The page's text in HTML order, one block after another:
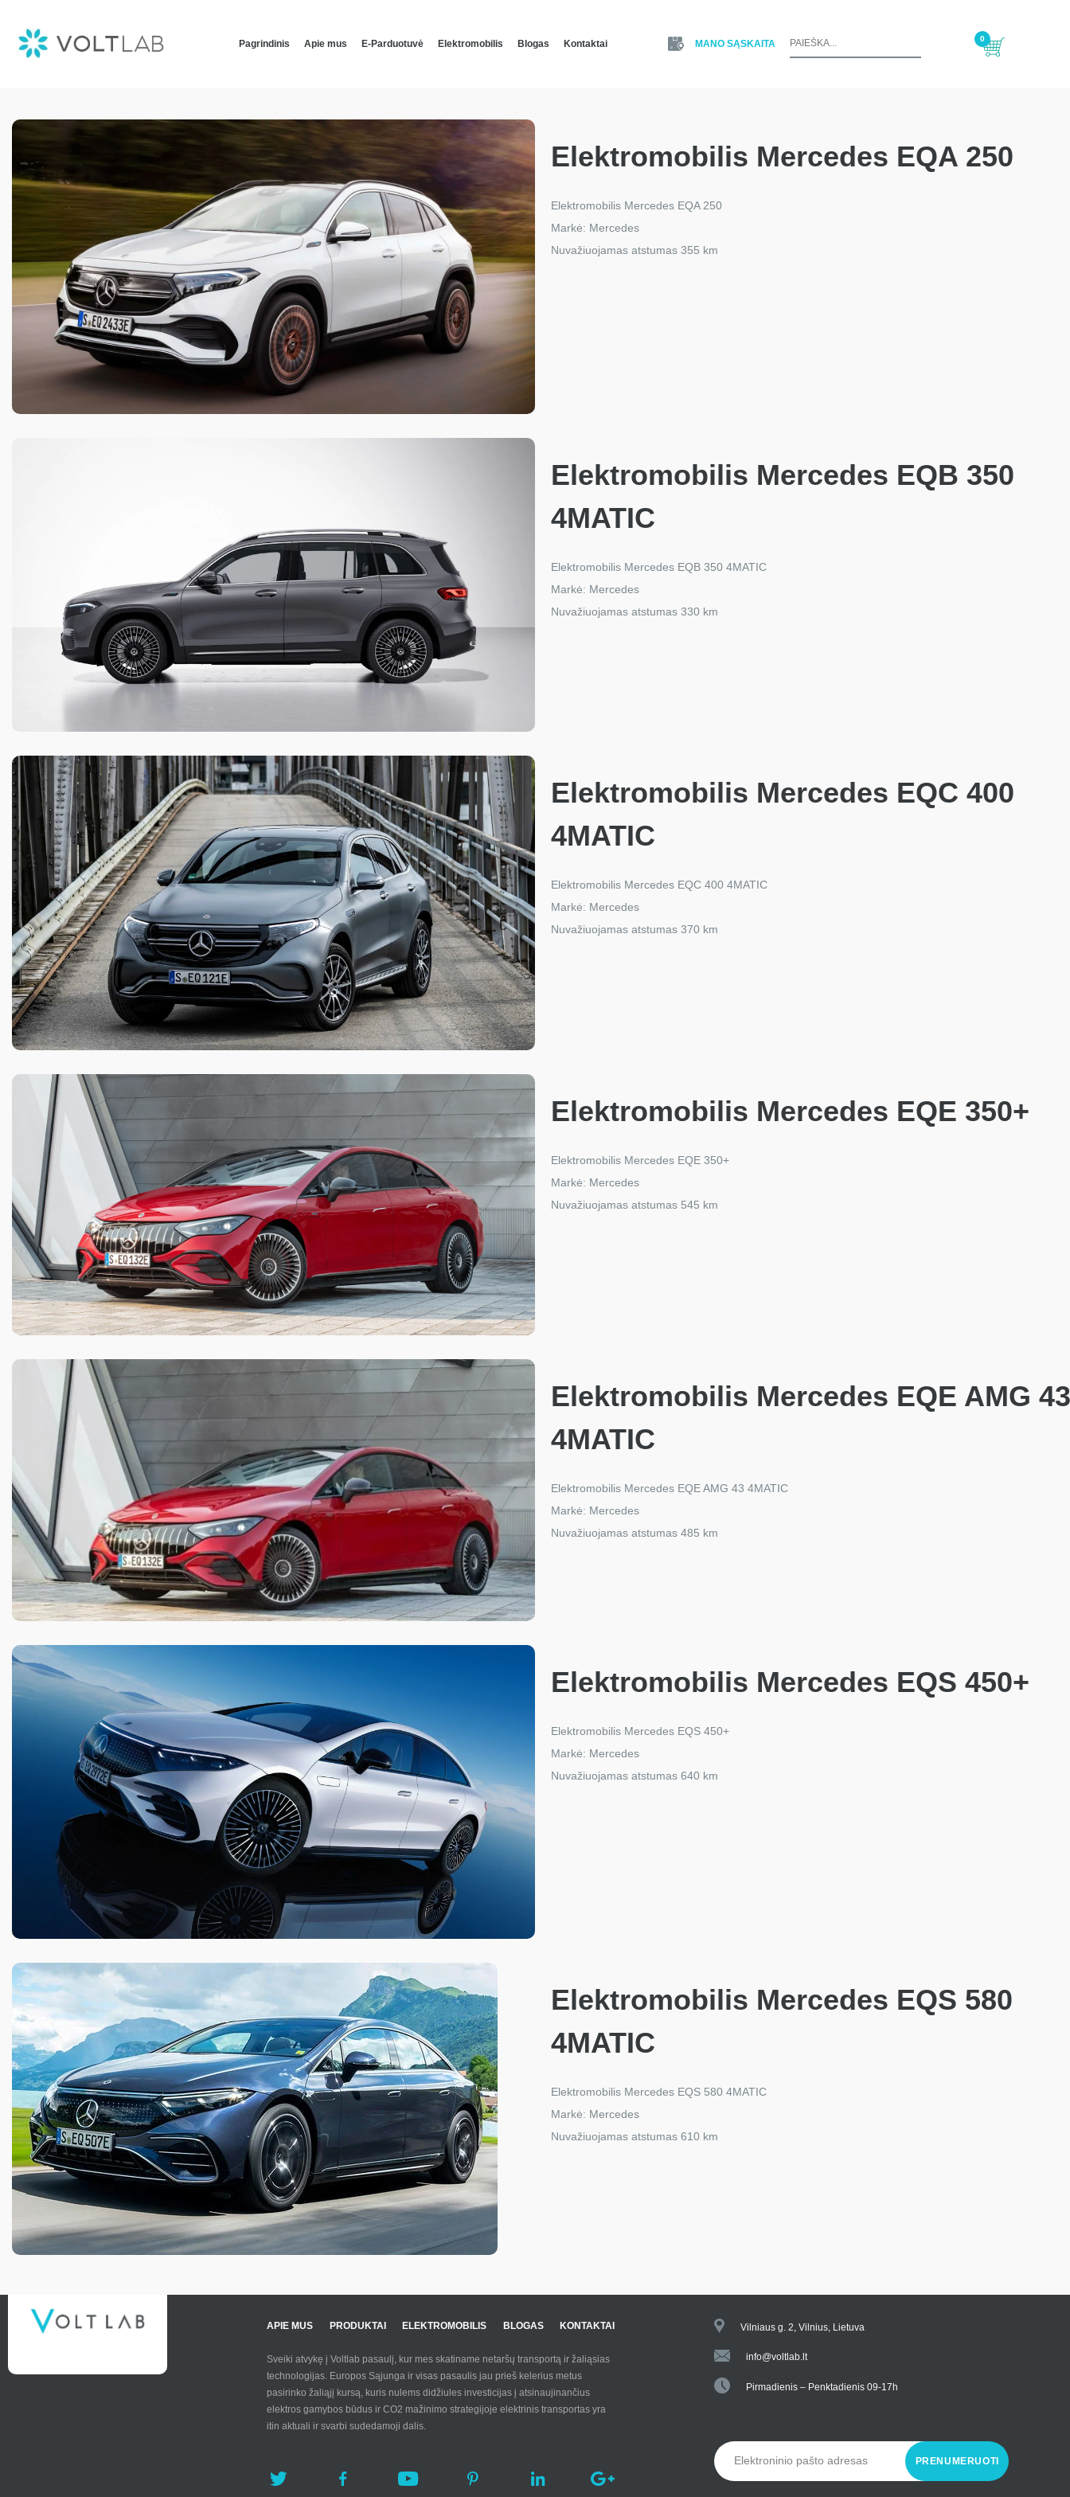
Pagrindinis Apie mus E-Parduotuvė Elektromobilis Blogas Kontaktai MANO SĄSKAITA 0
Elektromobilis Mercedes EQA 250
Elektromobilis Mercedes EQA 250
Markė: Mercedes
Nuvažiuojamas atstumas 355 km
Elektromobilis Mercedes EQB 350
4MATIC
Elektromobilis Mercedes EQB 350 4MATIC
Markė: Mercedes
Nuvažiuojamas atstumas 330 km
Elektromobilis Mercedes EQC 400
4MATIC
Elektromobilis Mercedes EQC 400 4MATIC
Markė: Mercedes
Nuvažiuojamas atstumas 370 km
Elektromobilis Mercedes EQE 350+
Elektromobilis Mercedes EQE 350+
Markė: Mercedes
Nuvažiuojamas atstumas 545 km
Elektromobilis Mercedes EQE AMG 43
4MATIC
Elektromobilis Mercedes EQE AMG 43 4MATIC
Markė: Mercedes
Nuvažiuojamas atstumas 485 km
Elektromobilis Mercedes EQS 450+
Elektromobilis Mercedes EQS 450+
Markė: Mercedes
Nuvažiuojamas atstumas 640 km
Elektromobilis Mercedes EQS 580
4MATIC
Elektromobilis Mercedes EQS 580 4MATIC
Markė: Mercedes
Nuvažiuojamas atstumas 610 km
APIE MUS PRODUKTAI ELEKTROMOBILIS BLOGAS KONTAKTAI
Sveiki atvykę į Voltlab pasaulį, kur mes skatiname netaršų transportą ir žaliąsias
technologijas. Europos Sąjunga ir visas pasaulis jau prieš kelerius metus
pasirinko žaliąjį kursą, kuris nulems didžiules investicijas į atsinaujinančius
elektros gamybos būdus ir CO2 mažinimo strategijoje elektrinis transportas yra
itin aktuali ir svarbi sudedamoji dalis.
Vilniaus g. 2, Vilnius, Lietuva
info@voltlab.lt
Pirmadienis – Penktadienis 09-17h